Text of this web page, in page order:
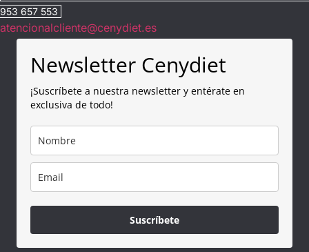
953 657 553
atencionalcliente@cenydiet.es
Newsletter Cenydiet
¡Suscríbete a nuestra newsletter y entérate en
exclusiva de todo!
Suscríbete